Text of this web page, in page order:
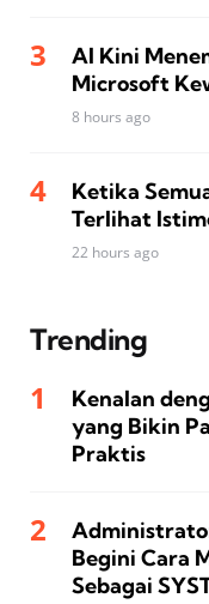
AI Kini
Microsoft
8 hours ago
Ketika
Terlihat
22 hours ago
Trending
Kenalan
yang Bikin
Praktis
Begini Cara
Sebagai